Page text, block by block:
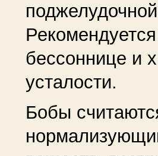
бессоннице и
усталости.
Бобы